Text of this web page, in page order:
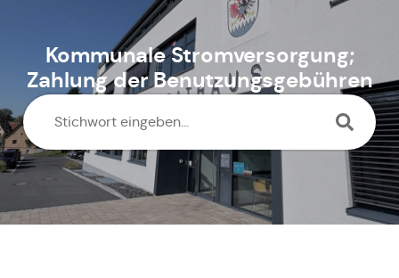
Kommunale Stromversorgung;
Zahlung der Benutzungsgebühren